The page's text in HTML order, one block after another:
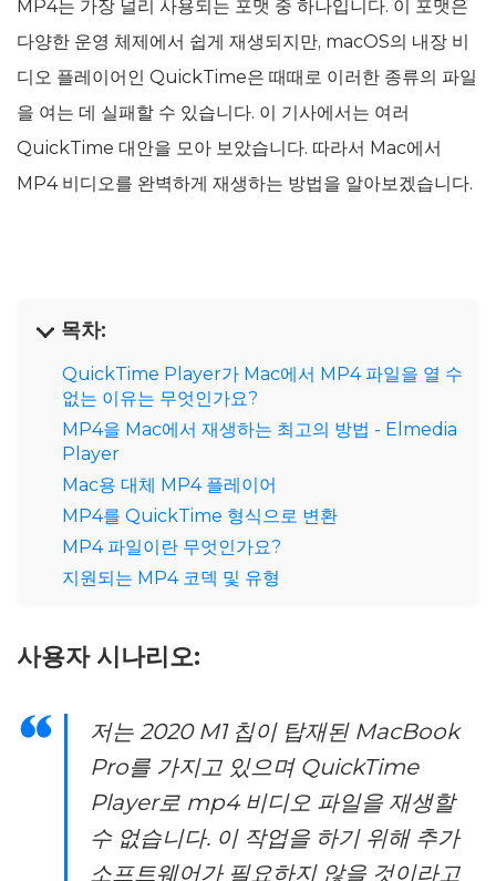
MP4는 가장 널리 사용되는 포맷 중 하나입니다. 이 포맷은
다양한 운영 체제에서 쉽게 재생되지만, macOS의 내장 비
디오 플레이어인 QuickTime은 때때로 이러한 종류의 파일
을 여는 데 실패할 수 있습니다. 이 기사에서는 여러
QuickTime 대안을 모아 보았습니다. 따라서 Mac에서
MP4 비디오를 완벽하게 재생하는 방법을 알아보겠습니다.
목차:
QuickTime Player가 Mac에서 MP4 파일을 열 수
없는 이유는 무엇인가요?
MP4을 Mac에서 재생하는 최고의 방법 - Elmedia
Player
Mac용 대체 MP4 플레이어
MP4를 QuickTime 형식으로 변환
MP4 파일이란 무엇인가요?
지원되는 MP4 코덱 및 유형
사용자 시나리오:
저는 2020 M1 칩이 탑재된 MacBook
Pro를 가지고 있으며 QuickTime
Player로 mp4 비디오 파일을 재생할
수 없습니다. 이 작업을 하기 위해 추가
소프트웨어가 필요하지 않을 것이라고